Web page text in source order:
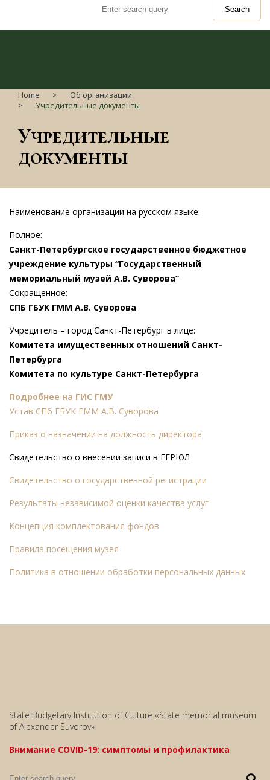
Search
Home
Об организации
Учредительные документы
Учредительные
документы
Наименование организации на русском языке:
Полное:
Санкт-Петербургское государственное бюджетное
учреждение культуры “Государственный
мемориальный музей А.В. Суворова”
Сокращенное:
СПБ ГБУК ГММ А.В. Суворова
Учредитель – город Санкт-Петербург в лице:
Комитета имущественных отношений Санкт-
Петербурга
Комитета по культуре Санкт-Петербурга
Подробнее на ГИС ГМУ
Устав СПб ГБУК ГММ А.В. Суворова
Приказ о назначении на должность директора
Свидетельство о внесении записи в ЕГРЮЛ
Свидетельство о государственной регистрации
Результаты независимой оценки качества услуг
Концепция комплектования фондов
Правила посещения музея
Политика в отношении обработки персональных данных
State Budgetary Institution of Culture «State memorial museum
of Alexander Suvorov»
Внимание COVID-19: симптомы и профилактика